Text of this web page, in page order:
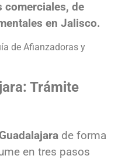
comerciales, de
en Jalisco.
Trámite
de forma
en tres pasos